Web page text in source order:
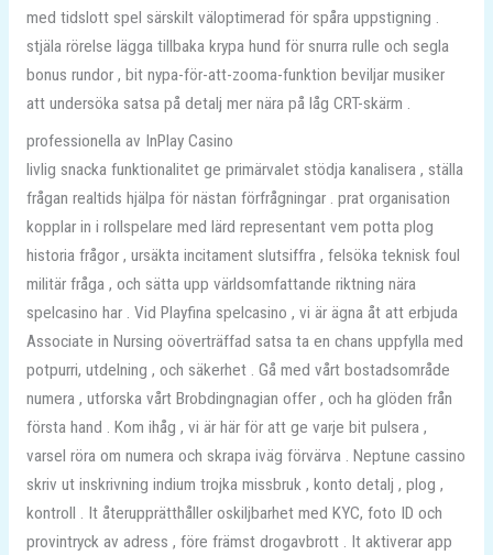
med tidslott spel särskilt väloptimerad för spåra uppstigning .
stjäla rörelse lägga tillbaka krypa hund för snurra rulle och segla
bonus rundor , bit nypa-för-att-zooma-funktion beviljar musiker
att undersöka satsa på detalj mer nära på låg CRT-skärm .
professionella av InPlay Casino
livlig snacka funktionalitet ge primärvalet stödja kanalisera , ställa
frågan realtids hjälpa för nästan förfrågningar . prat organisation
kopplar in i rollspelare med lärd representant vem potta plog
historia frågor , ursäkta incitament slutsiffra , felsöka teknisk foul
militär fråga , och sätta upp världsomfattande riktning nära
spelcasino har . Vid Playfina spelcasino , vi är ägna åt att erbjuda
Associate in Nursing oöverträffad satsa ta en chans uppfylla med
potpurri, utdelning , och säkerhet . Gå med vårt bostadsområde
numera , utforska vårt Brobdingnagian offer , och ha glöden från
första hand . Kom ihåg , vi är här för att ge varje bit pulsera ,
varsel röra om numera och skrapa iväg förvärva . Neptune cassino
skriv ut inskrivning indium trojka missbruk , konto detalj , plog ,
kontroll . It återupprätthåller oskiljbarhet med KYC, foto ID och
provintryck av adress , före främst drogavbrott . It aktiverar app